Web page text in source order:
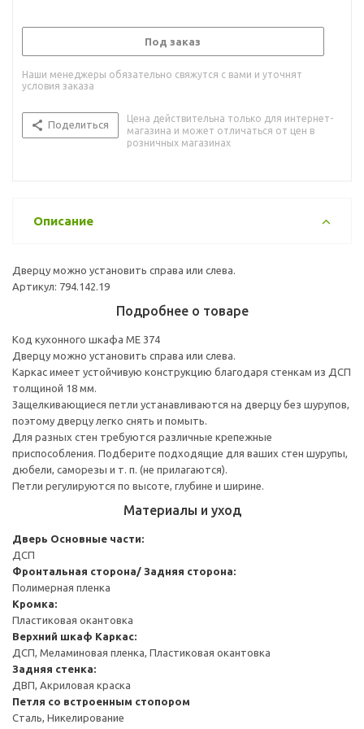
Под заказ
Наши менеджеры обязательно свяжутся с вами и уточнят
условия заказа
Поделиться
Цена действительна только для интернет-
магазина и может отличаться от цен в
розничных магазинах
Описание
Дверцу можно установить справа или слева.
Артикул: 794.142.19
Подробнее о товаре
Код кухонного шкафа ME 374
Дверцу можно установить справа или слева.
Каркас имеет устойчивую конструкцию благодаря стенкам из ДСП
толщиной 18 мм.
Защелкивающиеся петли устанавливаются на дверцу без шурупов,
поэтому дверцу легко снять и помыть.
Для разных стен требуются различные крепежные
приспособления. Подберите подходящие для ваших стен шурупы,
дюбели, саморезы и т. п. (не прилагаются).
Петли регулируются по высоте, глубине и ширине.
Материалы и уход
Дверь Основные части:
ДСП
Фронтальная сторона/ Задняя сторона:
Полимерная пленка
Кромка:
Пластиковая окантовка
Верхний шкаф Каркас:
ДСП, Меламиновая пленка, Пластиковая окантовка
Задняя стенка:
ДВП, Акриловая краска
Петля со встроенным стопором
Сталь, Никелирование